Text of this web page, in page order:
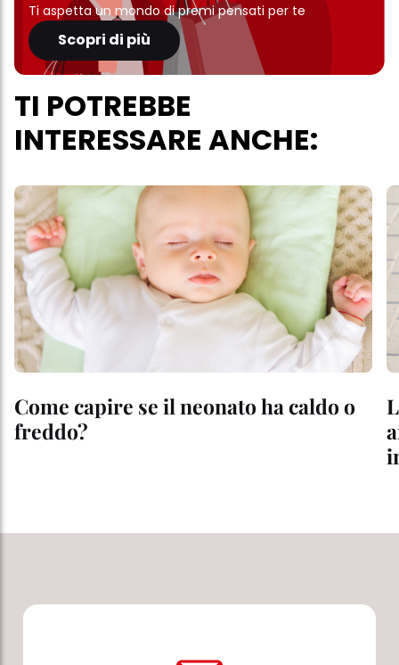
Ti aspetta un mondo di premi pensati per te
Scopri di più
TI POTREBBE
INTERESSARE ANCHE:
Come capire se il neonato ha caldo o
freddo?